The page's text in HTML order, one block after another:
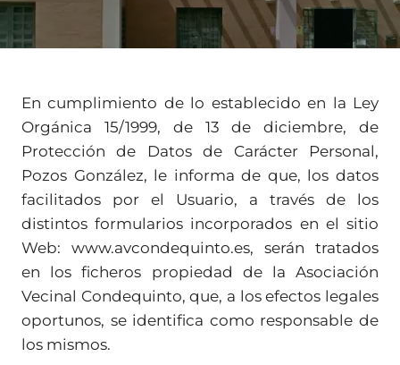
En cumplimiento de lo establecido en la Ley
Orgánica 15/1999, de 13 de diciembre, de
Protección de Datos de Carácter Personal,
Pozos González, le informa de que, los datos
facilitados por el Usuario, a través de los
distintos formularios incorporados en el sitio
Web: www.avcondequinto.es, serán tratados
en los ficheros propiedad de la Asociación
Vecinal Condequinto, que, a los efectos legales
oportunos, se identifica como responsable de
los mismos.